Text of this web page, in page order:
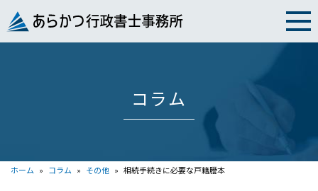
Skip
to
content
コラム
ホーム » コラム » その他 » 相続手続きに必要な戸籍謄本